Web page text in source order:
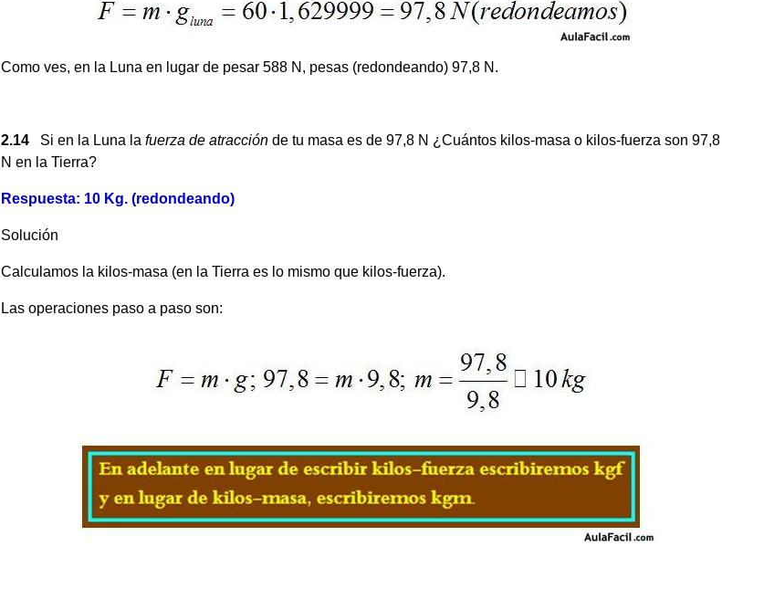
Como ves, en la Luna en lugar de pesar 588 N, pesas (redondeando) 97,8 N.
2.14 Si en la Luna la fuerza de atracción de tu masa es de 97,8 N ¿Cuántos kilos-masa o kilos-fuerza son 97,8
N en la Tierra?
Respuesta: 10 Kg. (redondeando)
Solución
Calculamos la kilos-masa (en la Tierra es lo mismo que kilos-fuerza).
Las operaciones paso a paso son: